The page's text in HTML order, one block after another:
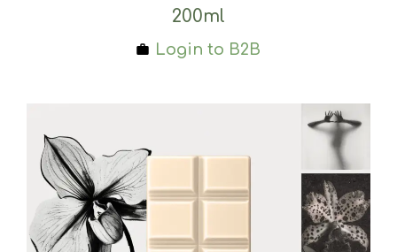
200ml
Login to B2B